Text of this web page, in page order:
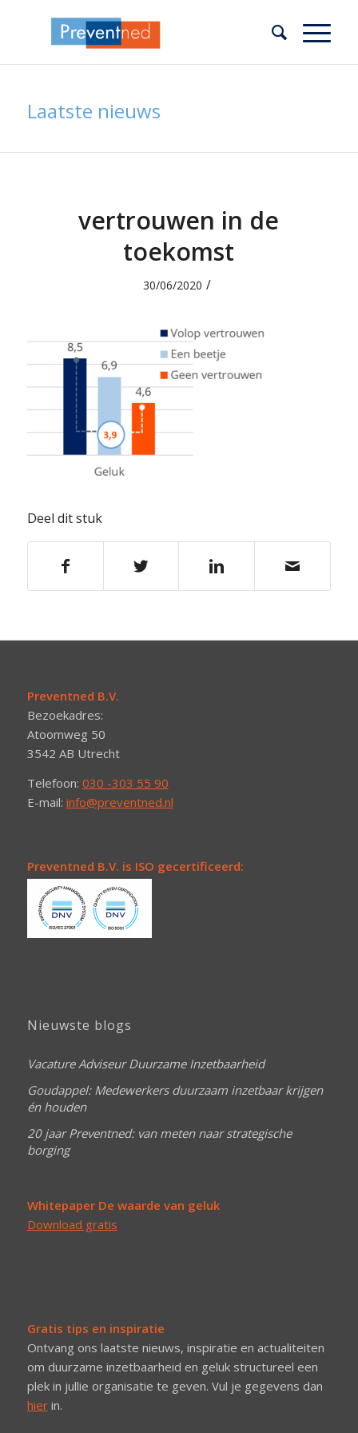
Laatste nieuws
vertrouwen in de
toekomst
30/06/2020 /
Deel dit stuk
Preventned B.V.
Bezoekadres:
Atoomweg 50
3542 AB Utrecht
Telefoon: 030 -303 55 90
E-mail: info@preventned.nl
Preventned B.V. is ISO gecertificeerd:
Nieuwste blogs
Vacature Adviseur Duurzame Inzetbaarheid
Goudappel: Medewerkers duurzaam inzetbaar krijgen
én houden
20 jaar Preventned: van meten naar strategische
borging
Whitepaper De waarde van geluk
Download gratis
Gratis tips en inspiratie
Ontvang ons laatste nieuws, inspiratie en actualiteiten
om duurzame inzetbaarheid en geluk structureel een
plek in jullie organisatie te geven. Vul je gegevens dan
hierin.